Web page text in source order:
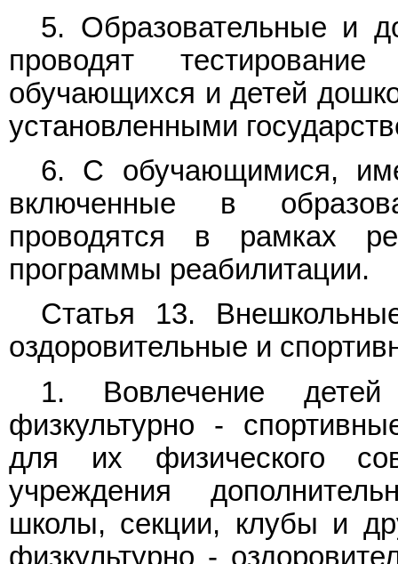
5. Образовательные и
проводят тестирование
обучающихся и детей
установленными
6. С обучающимися,
включенные в
проводятся в рамках
программы реабилитации.
Статья 13.
оздоровительные и
1. Вовлечение
физкультурно -
для их физического
учреждения
школы, секции, клубы и
физкультурно -